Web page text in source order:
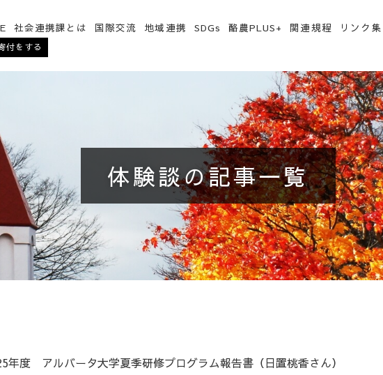
社会連携課とは 国際交流 地域連携 SDGs 酪農PLUS+ 関連規程 リンク集
付をする
体験談の記事一覧
年度 アルバータ大学夏季研修プログラム報告書（日置桃香さん）